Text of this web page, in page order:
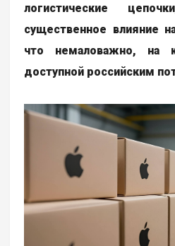
логистические
существенное влияние
что немаловажно, на
доступной российским